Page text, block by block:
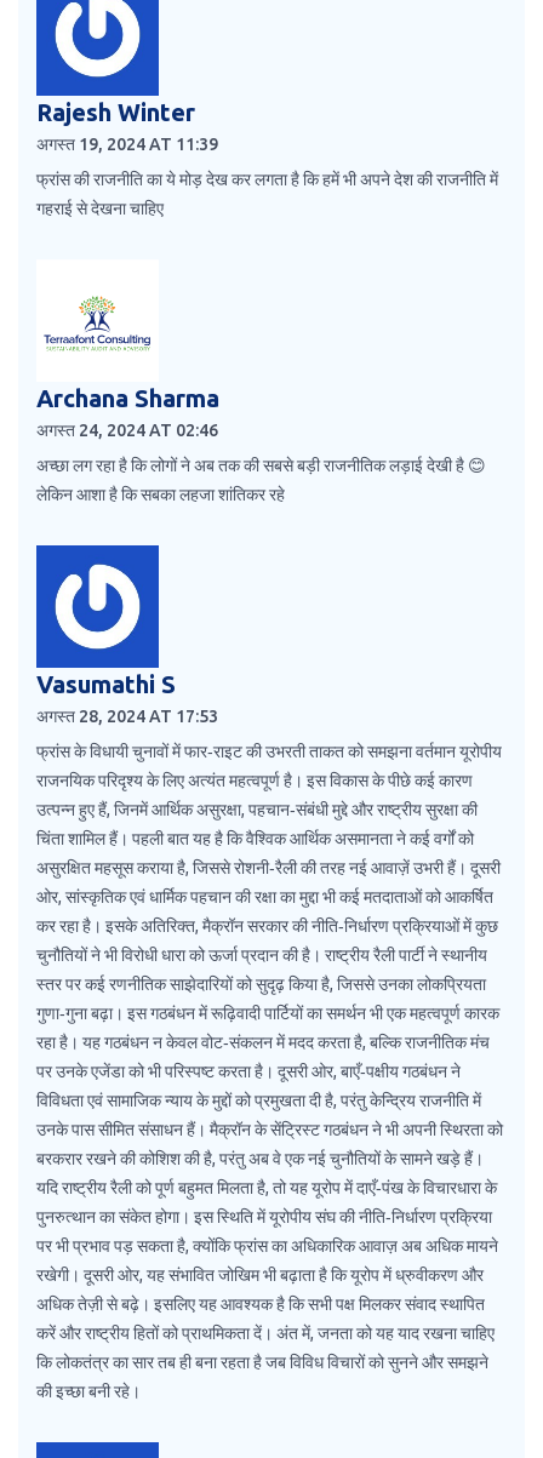
Rajesh Winter
अगस्त 19, 2024 AT 11:39
फ्रांस की राजनीति का ये मोड़ देख कर लगता है कि हमें भी अपने देश की राजनीति में
गहराई से देखना चाहिए
Archana Sharma
अगस्त 24, 2024 AT 02:46
अच्छा लग रहा है कि लोगों ने अब तक की सबसे बड़ी राजनीतिक लड़ाई देखी है 😊
लेकिन आशा है कि सबका लहजा शांतिकर रहे
Vasumathi S
अगस्त 28, 2024 AT 17:53
फ्रांस के विधायी चुनावों में फार‑राइट की उभरती ताकत को समझना वर्तमान यूरोपीय
राजनयिक परिदृश्य के लिए अत्यंत महत्वपूर्ण है। इस विकास के पीछे कई कारण
उत्पन्न हुए हैं, जिनमें आर्थिक असुरक्षा, पहचान‑संबंधी मुद्दे और राष्ट्रीय सुरक्षा की
चिंता शामिल हैं। पहली बात यह है कि वैश्विक आर्थिक असमानता ने कई वर्गों को
असुरक्षित महसूस कराया है, जिससे रोशनी‑रैली की तरह नई आवाज़ें उभरी हैं। दूसरी
ओर, सांस्कृतिक एवं धार्मिक पहचान की रक्षा का मुद्दा भी कई मतदाताओं को आकर्षित
कर रहा है। इसके अतिरिक्त, मैक्रॉन सरकार की नीति‑निर्धारण प्रक्रियाओं में कुछ
चुनौतियों ने भी विरोधी धारा को ऊर्जा प्रदान की है। राष्ट्रीय रैली पार्टी ने स्थानीय
स्तर पर कई रणनीतिक साझेदारियों को सुदृढ़ किया है, जिससे उनका लोकप्रियता
गुणा‑गुना बढ़ा। इस गठबंधन में रूढ़िवादी पार्टियों का समर्थन भी एक महत्वपूर्ण कारक
रहा है। यह गठबंधन न केवल वोट‑संकलन में मदद करता है, बल्कि राजनीतिक मंच
पर उनके एजेंडा को भी परिस्पष्ट करता है। दूसरी ओर, बाएँ‑पक्षीय गठबंधन ने
विविधता एवं सामाजिक न्याय के मुद्दों को प्रमुखता दी है, परंतु केन्द्रिय राजनीति में
उनके पास सीमित संसाधन हैं। मैक्रॉन के सेंट्रिस्ट गठबंधन ने भी अपनी स्थिरता को
बरकरार रखने की कोशिश की है, परंतु अब वे एक नई चुनौतियों के सामने खड़े हैं।
यदि राष्ट्रीय रैली को पूर्ण बहुमत मिलता है, तो यह यूरोप में दाएँ‑पंख के विचारधारा के
पुनरुत्थान का संकेत होगा। इस स्थिति में यूरोपीय संघ की नीति‑निर्धारण प्रक्रिया
पर भी प्रभाव पड़ सकता है, क्योंकि फ्रांस का अधिकारिक आवाज़ अब अधिक मायने
रखेगी। दूसरी ओर, यह संभावित जोखिम भी बढ़ाता है कि यूरोप में ध्रुवीकरण और
अधिक तेज़ी से बढ़े। इसलिए यह आवश्यक है कि सभी पक्ष मिलकर संवाद स्थापित
करें और राष्ट्रीय हितों को प्राथमिकता दें। अंत में, जनता को यह याद रखना चाहिए
कि लोकतंत्र का सार तब ही बना रहता है जब विविध विचारों को सुनने और समझने
की इच्छा बनी रहे।